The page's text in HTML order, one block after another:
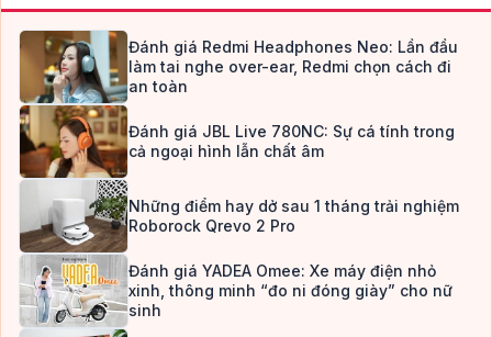
Đánh giá Redmi Headphones Neo: Lần đầu
làm tai nghe over-ear, Redmi chọn cách đi
an toàn
Đánh giá JBL Live 780NC: Sự cá tính trong
cả ngoại hình lẫn chất âm
Những điểm hay dở sau 1 tháng trải nghiệm
Roborock Qrevo 2 Pro
Đánh giá YADEA Omee: Xe máy điện nhỏ
xinh, thông minh “đo ni đóng giày” cho nữ
sinh